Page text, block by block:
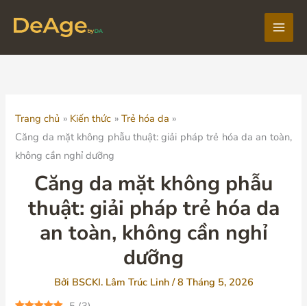
Main
Trang chủ Kiến thức
Trẻ hóa da
Căng da mặt không phẫu thuật: giải pháp trẻ hóa da an toàn,
không cần nghỉ dưỡng
Căng da mặt không phẫu
thuật: giải pháp trẻ hóa da
an toàn, không cần nghỉ
dưỡng
Bởi BSCKI. Lâm Trúc Linh/8 Tháng 5, 2026